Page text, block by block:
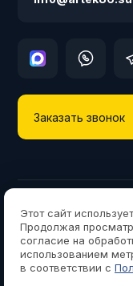
Заказать звонок
Политика
{literal}{/literal}
Этот сайт
Продолжая
согласие на
использованием
в соответствии с